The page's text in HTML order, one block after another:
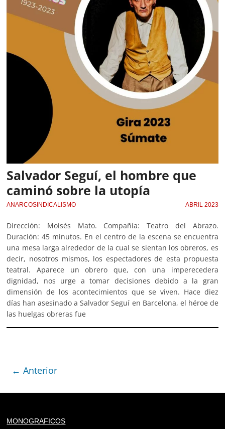
Salvador Seguí, el hombre que
caminó sobre la utopía
ANARCOSINDICALISMO ABRIL 2023
Dirección: Moisés Mato. Compañía: Teatro del Abrazo.
Duración: 45 minutos. En el centro de la escena se encuentra
una mesa larga alrededor de la cual se sientan los obreros, es
decir, nosotros mismos, los espectadores de esta propuesta
teatral. Aparece un obrero que, con una imperecedera
dignidad, nos urge a tomar decisiones debido a la gran
dimensión de los acontecimientos que se viven. Hace diez
días han asesinado a Salvador Seguí en Barcelona, el héroe de
las huelgas obreras fue
← Anterior
MONOGRAFICOS
of type string is deprecated in